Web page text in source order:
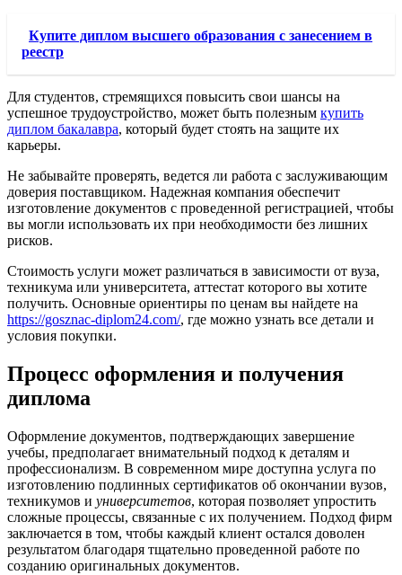
Купите диплом высшего образования с занесением в
реестр
Для студентов, стремящихся повысить свои шансы на
успешное трудоустройство, может быть полезным купить
диплом бакалавра, который будет стоять на защите их
карьеры.
Не забывайте проверять, ведется ли работа с заслуживающим
доверия поставщиком. Надежная компания обеспечит
изготовление документов с проведенной регистрацией, чтобы
вы могли использовать их при необходимости без лишних
рисков.
Стоимость услуги может различаться в зависимости от вуза,
техникума или университета, аттестат которого вы хотите
получить. Основные ориентиры по ценам вы найдете на
https://gosznac-diplom24.com/, где можно узнать все детали и
условия покупки.
Процесс оформления и получения
диплома
Оформление документов, подтверждающих завершение
учебы, предполагает внимательный подход к деталям и
профессионализм. В современном мире доступна услуга по
изготовлению подлинных сертификатов об окончании вузов,
техникумов и университетов, которая позволяет упростить
сложные процессы, связанные с их получением. Подход фирм
заключается в том, чтобы каждый клиент остался доволен
результатом благодаря тщательно проведенной работе по
созданию оригинальных документов.